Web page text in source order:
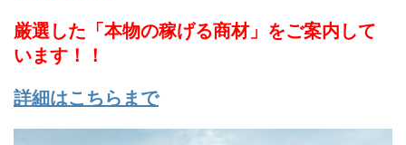
厳選した「本物の稼げる商材」をご案内して
います！！
詳細はこちらまで